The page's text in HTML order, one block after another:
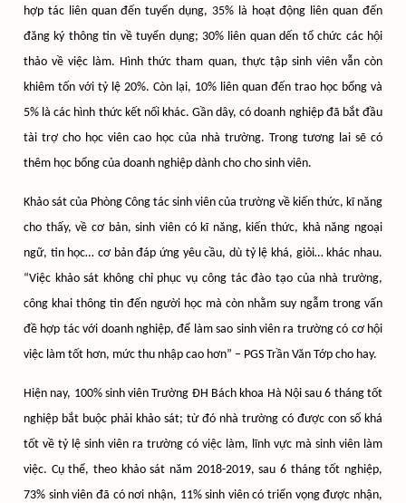
hợp tác liên quan đến tuyển dụng, 35% là hoạt động liên quan đến
đăng ký thông tin về tuyển dụng; 30% liên quan dến tổ chức các hội
thảo về việc làm. Hình thức tham quan, thực tập sinh viên vẫn còn
khiêm tốn với tỷ lệ 20%. Còn lại, 10% liên quan đến trao học bổng và
5% là các hình thức kết nối khác. Gần dây, có doanh nghiệp đã bắt đầu
tài trợ cho học viên cao học của nhà trường. Trong tương lai sẽ có
thêm học bổng của doanh nghiệp dành cho cho sinh viên.
Khảo sát của Phòng Công tác sinh viên của trường về kiến thức, kĩ năng
cho thấy, về cơ bản, sinh viên có kĩ năng, kiến thức, khả năng ngoại
ngữ, tin học… cơ bản đáp ứng yêu cầu, dù tỷ lệ khá, giỏi… khác nhau.
“Việc khảo sát không chỉ phục vụ công tác đào tạo của nhà trường,
công khai thông tin đến người học mà còn nhằm suy ngẫm trong vấn
đề hợp tác với doanh nghiệp, để làm sao sinh viên ra trường có cơ hội
việc làm tốt hơn, mức thu nhập cao hơn” – PGS Trần Văn Tớp cho hay.
Hiện nay, 100% sinh viên Trường ĐH Bách khoa Hà Nội sau 6 tháng tốt
nghiệp bắt buộc phải khảo sát; từ đó nhà trường có được con số khá
tốt về tỷ lệ sinh viên ra trường có việc làm, lĩnh vực mà sinh viên làm
việc. Cụ thể, theo khảo sát năm 2018-2019, sau 6 tháng tốt nghiệp,
73% sinh viên đã có nơi nhận, 11% sinh viên có triển vọng được nhận,